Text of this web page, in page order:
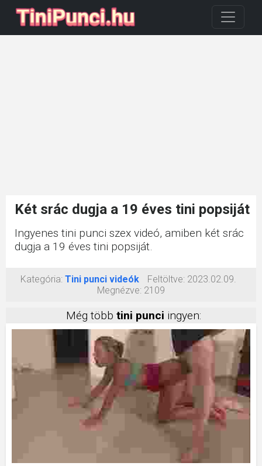
Két srác dugja a 19 éves tini popsiját
Ingyenes tini punci szex videó, amiben két srác
dugja a 19 éves tini popsiját.
Kategória: Tini punci videók Feltöltve: 2023.02.09.
Megnézve: 2109
Még több tini punci ingyen: